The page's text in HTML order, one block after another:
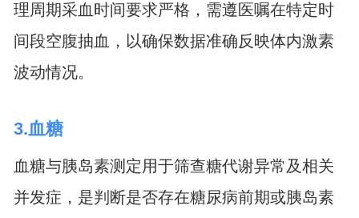
理周期采血时间要求严格，需遵医嘱在特定时
间段空腹抽血，以确保数据准确反映体内激素
波动情况。
3.血糖
血糖与胰岛素测定用于筛查糖代谢异常及相关
并发症，是判断是否存在糖尿病前期或胰岛素